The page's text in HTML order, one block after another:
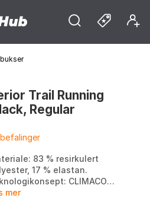
Trail Running
Regular
83 % resirkulert
17 % elastan.
CLIMACOOL.
Tettsittende.
mer